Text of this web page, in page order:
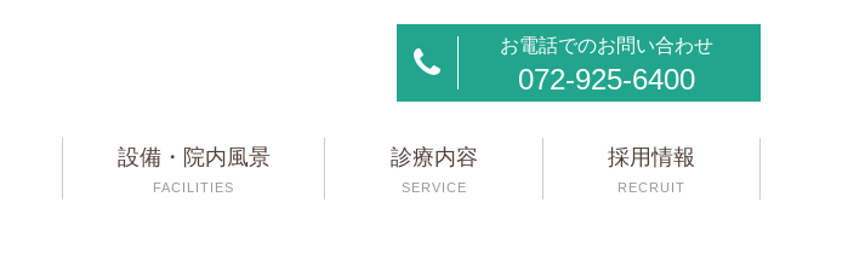
お電話でのお問い合わせ
072-925-6400
設備・院内風景
FACILITIES
診療内容
SERVICE
採用情報
RECRUIT